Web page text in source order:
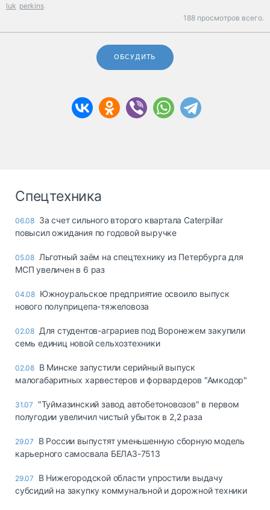
luk perkins
188 просмотров всего.
ОБСУДИТЬ
Спецтехника
06.08 За счет сильного второго квартала Caterpillar
повысил ожидания по годовой выручке
05.08 Льготный заём на спецтехнику из Петербурга для
МСП увеличен в 6 раз
04.08 Южноуральское предприятие освоило выпуск
нового полуприцепа-тяжеловоза
02.08 Для студентов-аграриев под Воронежем закупили
семь единиц новой сельхозтехники
02.08 В Минске запустили серийный выпуск
малогабаритных харвестеров и форвардеров "Амкодор"
31.07
"Туймазинский завод автобетоновозов" в первом
полугодии увеличил чистый убыток в 2,2 раза
29.07
В России выпустят уменьшенную сборную модель
карьерного самосвала БЕЛАЗ-7513
29.07
В Нижегородской области упростили выдачу
субсидий на закупку коммунальной и дорожной техники